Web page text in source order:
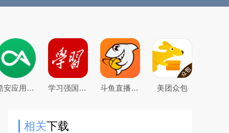
酷安应用商店app下载2026最新版 学习强国app手机客户端 斗鱼直播下载2026官方版 美团众包
相关下载